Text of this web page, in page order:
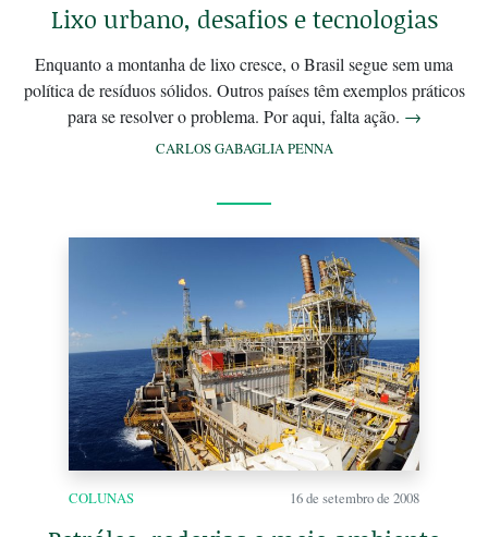
Lixo urbano, desafios e tecnologias
Enquanto a montanha de lixo cresce, o Brasil segue sem uma
política de resíduos sólidos. Outros países têm exemplos práticos
para se resolver o problema. Por aqui, falta ação. →
CARLOS GABAGLIA PENNA
COLUNAS 16 de setembro de 2008